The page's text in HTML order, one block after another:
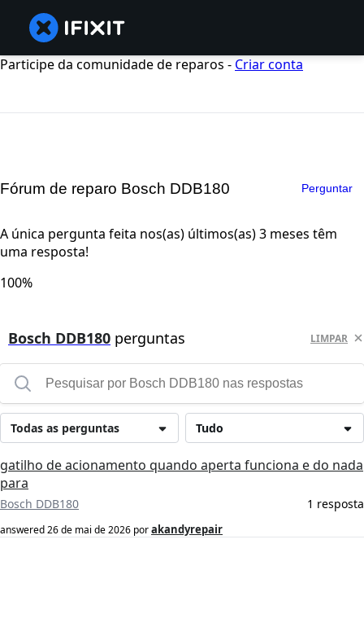
Participe da comunidade de reparos - Criar conta
Fórum de reparo Bosch DDB180 Perguntar
A única pergunta feita nos(as) últimos(as) 3 meses têm
uma resposta!
100%
Bosch DDB180 perguntas LIMPAR
Tudo
Todas as perguntas
gatilho de acionamento quando aperta funciona e do nada
para
Bosch DDB180 1 resposta
answered26 de mai de 2026 porakandyrepair